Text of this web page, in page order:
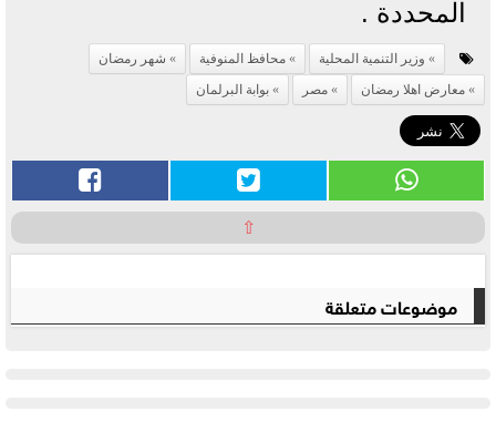
المحددة .
وزير التنمية المحلية محافظ المنوفية
شهر رمضان
معارض اهلا رمضان
مصر بوابة البرلمان
⇧
موضوعات متعلقة